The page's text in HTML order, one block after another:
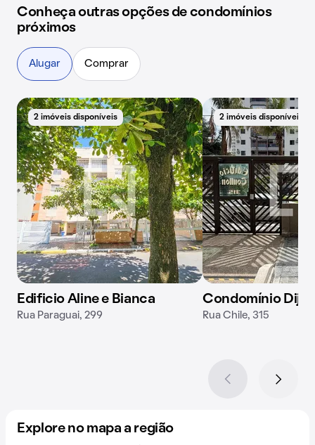
Conheça outras opções de condomínios
próximos
Alugar Comprar
2 imóveis disponíveis
Edificio Aline e Bianca
Rua Paraguai, 299
2 imóveis disponíveis
Condomínio
Rua Chile, 315
Explore no mapa a região